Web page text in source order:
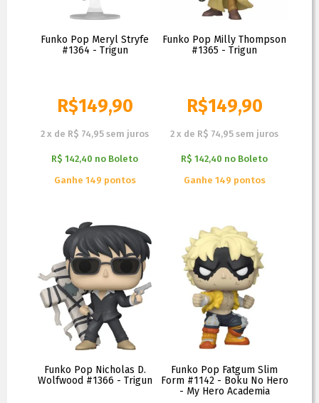
Funko Pop Meryl Stryfe
#1364 - Trigun
R$149,90
2 x de R$ 74,95 sem juros
R$ 142,40 no Boleto
Ganhe 149 pontos
Funko Pop Milly Thompson
#1365 - Trigun
R$149,90
2 x de R$ 74,95 sem juros
R$ 142,40 no Boleto
Ganhe 149 pontos
Funko Pop Nicholas D.
Wolfwood #1366 - Trigun
Funko Pop Fatgum Slim
Form #1142 - Boku No Hero
- My Hero Academia